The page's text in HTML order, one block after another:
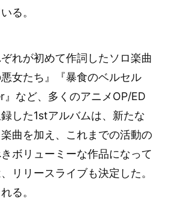
る。
れが初めて作詞したソロ楽曲
女たち』『暴食のベルセル
など、多くのアニメOP/ED
した1stアルバムは、新たな
曲を加え、これまでの活動の
ボリューミーな作品になって
リリースライブも決定した。
る。